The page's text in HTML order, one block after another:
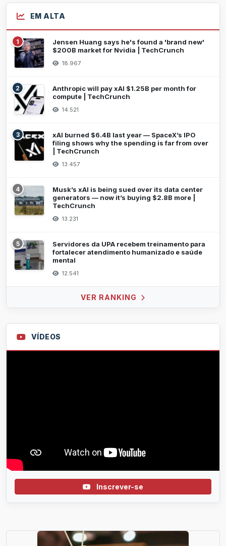
EM ALTA
1
Jensen Huang says he's found a 'brand new'
$200B market for Nvidia | TechCrunch
18.967
2
Anthropic will pay xAI $1.25B per month for
compute | TechCrunch
14.521
3
xAI burned $6.4B last year — SpaceX’s IPO
filing shows why the spending is far from over
| TechCrunch
13.457
4
Musk’s xAI is being sued over its data center
generators — now it’s buying $2.8B more |
TechCrunch
13.231
5
Servidores da UPA recebem treinamento para
fortalecer atendimento humanizado e saúde
mental
12.541
VER RANKING
VÍDEOS
Inscrever-se